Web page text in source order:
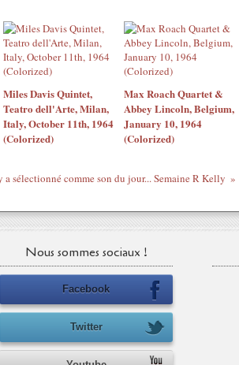
Miles Davis Quintet,
Teatro dell'Arte, Milan,
Italy, October 11th, 1964
(Colorized)
Max Roach Quartet &
Abbey Lincoln, Belgium,
January 10, 1964
(Colorized)
a sélectionné comme son du jour... Semaine R Kelly
Nous sommes sociaux !
Facebook
Twitter